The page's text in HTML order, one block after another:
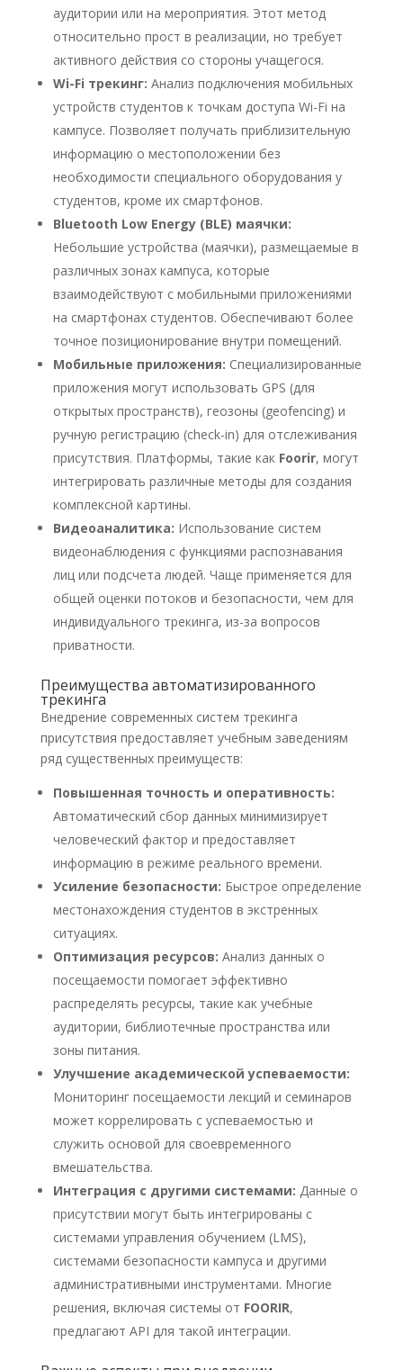
аудитории или на мероприятия. Этот метод
относительно прост в реализации, но требует
активного действия со стороны учащегося.
Wi-Fi трекинг: Анализ подключения мобильных
устройств студентов к точкам доступа Wi-Fi на
кампусе. Позволяет получать приблизительную
информацию о местоположении без
необходимости специального оборудования у
студентов, кроме их смартфонов.
Bluetooth Low Energy (BLE) маячки:
Небольшие устройства (маячки), размещаемые в
различных зонах кампуса, которые
взаимодействуют с мобильными приложениями
на смартфонах студентов. Обеспечивают более
точное позиционирование внутри помещений.
Мобильные приложения: Специализированные
приложения могут использовать GPS (для
открытых пространств), геозоны (geofencing) и
ручную регистрацию (check-in) для отслеживания
присутствия. Платформы, такие как Foorir, могут
интегрировать различные методы для создания
комплексной картины.
Видеоаналитика: Использование систем
видеонаблюдения с функциями распознавания
лиц или подсчета людей. Чаще применяется для
общей оценки потоков и безопасности, чем для
индивидуального трекинга, из-за вопросов
приватности.
Преимущества автоматизированного
трекинга
Внедрение современных систем трекинга
присутствия предоставляет учебным заведениям
ряд существенных преимуществ:
Повышенная точность и оперативность:
Автоматический сбор данных минимизирует
человеческий фактор и предоставляет
информацию в режиме реального времени.
Усиление безопасности: Быстрое определение
местонахождения студентов в экстренных
ситуациях.
Оптимизация ресурсов: Анализ данных о
посещаемости помогает эффективно
распределять ресурсы, такие как учебные
аудитории, библиотечные пространства или
зоны питания.
Улучшение академической успеваемости:
Мониторинг посещаемости лекций и семинаров
может коррелировать с успеваемостью и
служить основой для своевременного
вмешательства.
Интеграция с другими системами: Данные о
присутствии могут быть интегрированы с
системами управления обучением (LMS),
системами безопасности кампуса и другими
административными инструментами. Многие
решения, включая системы от FOORIR,
предлагают API для такой интеграции.